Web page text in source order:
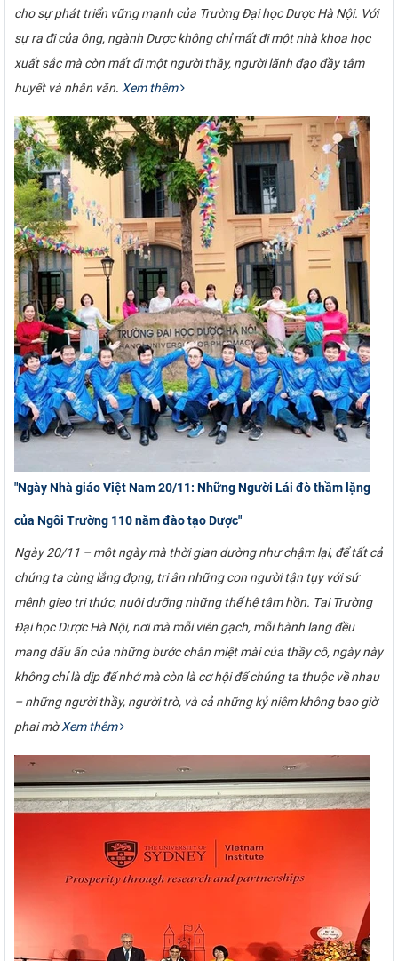
cho sự phát triển vững mạnh của Trường Đại học Dược Hà Nội. Với
sự ra đi của ông, ngành Dược không chỉ mất đi một nhà khoa học
xuất sắc mà còn mất đi một người thầy, người lãnh đạo đầy tâm
huyết và nhân văn.Xem thêm
"Ngày Nhà giáo Việt Nam 20/11: Những Người Lái đò thầm lặng
của Ngôi Trường 110 năm đào tạo Dược"
Ngày 20/11 – một ngày mà thời gian dường như chậm lại, để tất cả
chúng ta cùng lắng đọng, tri ân những con người tận tụy với sứ
mệnh gieo tri thức, nuôi dưỡng những thế hệ tâm hồn. Tại Trường
Đại học Dược Hà Nội, nơi mà mỗi viên gạch, mỗi hành lang đều
mang dấu ấn của những bước chân miệt mài của thầy cô, ngày này
không chỉ là dịp để nhớ mà còn là cơ hội để chúng ta thuộc về nhau
– những người thầy, người trò, và cả những kỷ niệm không bao giờ
phai mờXem thêm